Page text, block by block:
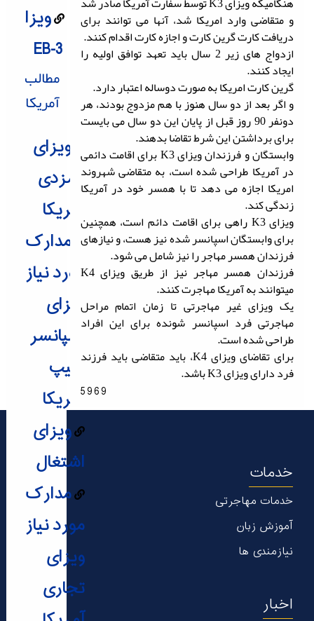
ویزا
EB-3
مطالب
آمریکا
ویزای
نامزدی
آمریکا
مدارک
مورد نیاز
ویزای
اسپانسر
شیپ
آمریکا
ویزای
اشتغال
مدارک
مورد نیاز
ویزای
تجاری
و متقاضی وارد امریکا شد، آنها می توانند برای
دریافت کارت گرین کارت و اجازه کارت اقدام کنند.
ازدواج های زیر 2 سال باید تعهد توافق اولیه را
ایجاد کنند.
گرین کارت امریکا به صورت دوساله اعتبار دارد.
و اگر بعد از دو سال هنوز با هم مزدوج بودند، هر
دونفر 90 روز قبل از پایان این دو سال می بایست
برای برداشتن این شرط تقاضا بدهند.
وابستگان و فرزندان ویزای K3 برای اقامت دائمی
در آمریکا طراحی شده است، به متقاضی شهروند
امریکا اجازه می دهد تا با همسر خود در آمریکا
زندگی کند.
ویزای K3 راهی برای اقامت دائم است، همچنین
برای وابستگان اسپانسر شده نیز هست، و نیازهای
فرزندان همسر مهاجر را نیز شامل می شود.
فرزندان همسر مهاجر نیز از طریق ویزای K4
میتوانند به آمریکا مهاجرت کنند.
یک ویزای غیر مهاجرتی تا زمان اتمام مراحل
مهاجرتی فرد اسپانسر شونده برای این افراد
طراحی شده است.
برای تقاضای ویزای K4، باید متقاضی باید فرزند
فرد دارای ویزای K3 باشد.
5969
خدمات
خدمات مهاجرتی
آموزش زبان
نیازمندی ها
اخبار